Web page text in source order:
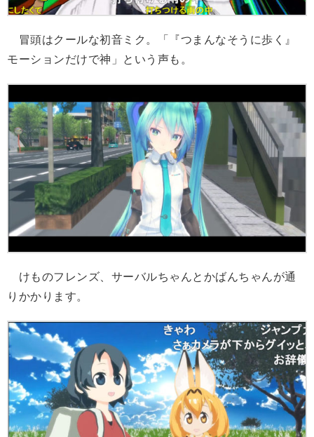
冒頭はクールな初音ミク。「『つまんなそうに歩く』
モーションだけで神」という声も。
けものフレンズ、サーバルちゃんとかばんちゃんが通
りかかります。